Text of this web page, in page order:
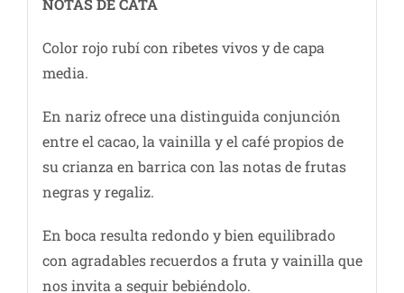
NOTAS DE CATA
Color rojo rubí con ribetes vivos y de capa
media.
En nariz ofrece una distinguida conjunción
entre el cacao, la vainilla y el café propios de
su crianza en barrica con las notas de frutas
negras y regaliz.
En boca resulta redondo y bien equilibrado
con agradables recuerdos a fruta y vainilla que
nos invita a seguir bebiéndolo.